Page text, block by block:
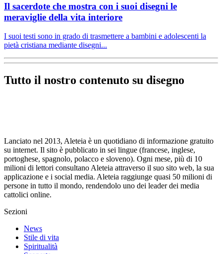
Il sacerdote che mostra con i suoi disegni le
meraviglie della vita interiore
I suoi testi sono in grado di trasmettere a bambini e adolescenti la
pietà cristiana mediante disegni...
Tutto il nostro contenuto su disegno
Lanciato nel 2013, Aleteia è un quotidiano di informazione gratuito
su internet. Il sito è pubblicato in sei lingue (francese, inglese,
portoghese, spagnolo, polacco e sloveno). Ogni mese, più di 10
milioni di lettori consultano Aleteia attraverso il suo sito web, la sua
applicazione e i social media. Aleteia raggiunge quasi 50 milioni di
persone in tutto il mondo, rendendolo uno dei leader dei media
cattolici online.
Sezioni
News
Stile di vita
Spiritualità